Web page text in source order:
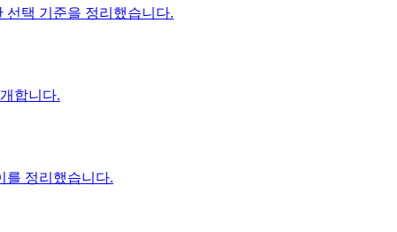
선택 기준을 정리했습니다.
합니다.
를 정리했습니다.